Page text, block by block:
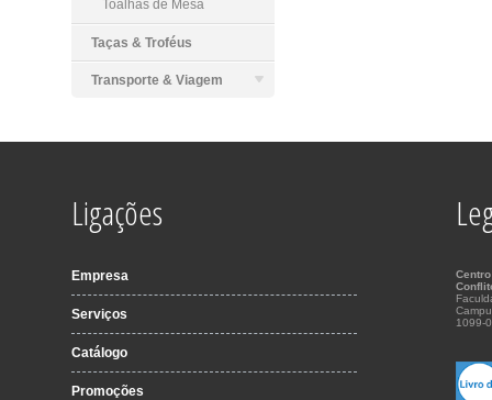
Toalhas de Mesa
Taças & Troféus
Transporte & Viagem
Ligações
Empresa
Serviços
Catálogo
Promoções
1099-